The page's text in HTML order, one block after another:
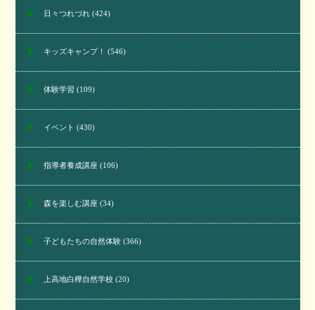
日々つれづれ(424)
キッズキャンプ！ (546)
体験学習 (109)
イベント (430)
指導者養成講座(106)
森を楽しむ講座(34)
子どもたちの自然体験(366)
上高地白樺自然学校(20)